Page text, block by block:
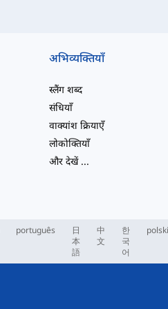
अभिव्यक्तियाँ
स्लैंग शब्द
संधियाँ
वाक्यांश क्रियाएँ
लोकोक्तियाँ
और देखें...
português
日
本
語
中
文
한
국
어
polski